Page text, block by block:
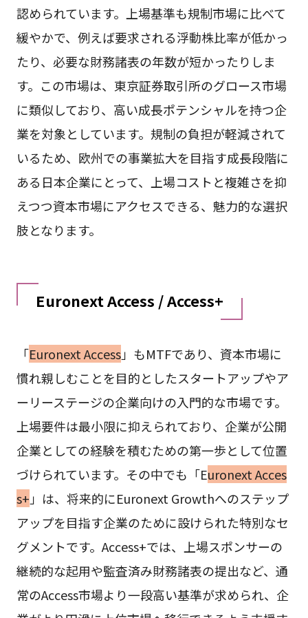
認められています。上場基準も規制市場に比べて
緩やかで、例えば要求される浮動株比率が低かっ
たり、必要な財務諸表の年数が短かったりしま
す。この市場は、東京証券取引所のグロース市場
に類似しており、高い成長ポテンシャルを持つ企
業を対象としています。規制の負担が軽減されて
いるため、欧州での事業拡大を目指す成長段階に
ある日本企業にとって、上場コストと複雑さを抑
えつつ資本市場にアクセスできる、魅力的な選択
肢となります。
Euronext Access / Access+
「Euronext Access」もMTFであり、資本市場に
慣れ親しむことを目的としたスタートアップやア
ーリーステージの企業向けの入門的な市場です。
上場要件は最小限に抑えられており、企業が公開
企業としての経験を積むための第一歩として位置
づけられています。その中でも「Euronext Acces
s+」は、将来的にEuronext Growthへのステップ
アップを目指す企業のために設けられた特別なセ
グメントです。Access+では、上場スポンサーの
継続的な起用や監査済み財務諸表の提出など、通
常のAccess市場より一段高い基準が求められ、企